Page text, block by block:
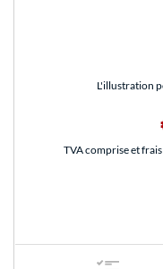
L'illustration
TVA comprise et